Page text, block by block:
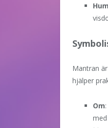
Hum
Mantran
hjälper
Om